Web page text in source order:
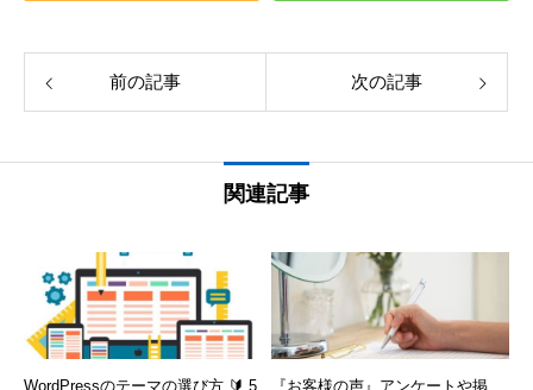
前の記事 次の記事
関連記事
WordPressのテーマの選び方 🔰 5
『お客様の声』アンケートや掲